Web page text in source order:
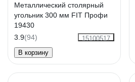
Металлический столярный
угольник 300 мм FIT Профи
19430
3.9(94)
15100517
В корзину